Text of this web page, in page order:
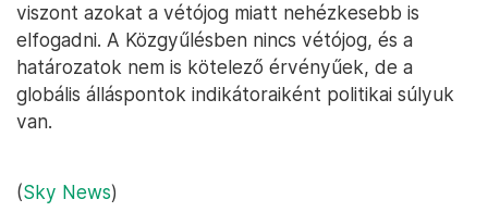
viszont azokat a vétójog miatt nehézkesebb is
elfogadni. A Közgyűlésben nincs vétójog, és a
határozatok nem is kötelező érvényűek, de a
globális álláspontok indikátoraiként politikai súlyuk
van.
(Sky News)